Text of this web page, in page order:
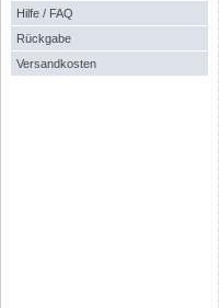
Hilfe / FAQ
Rückgabe
Versandkosten